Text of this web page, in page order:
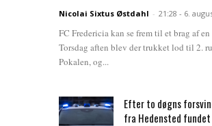
Nicolai Sixtus Østdahl - 21:28 - 6.
FC Fredericia kan se frem til et brag af
Torsdag aften blev der trukket lod til 2.
Pokalen, og...
Efter to døgns
fra Hedensted